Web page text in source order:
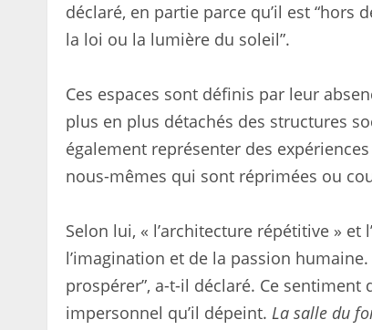
déclaré, en partie parce qu’il est “hors
la loi ou la lumière du soleil”.
Ces espaces sont définis par leur
plus en plus détachés des structures
également représenter des
nous-mêmes qui sont réprimées ou
Selon lui, « l’architecture répétitive »
l’imagination et de la passion
prospérer”, a-t-il déclaré. Ce
impersonnel qu’il dépeint. La salle du